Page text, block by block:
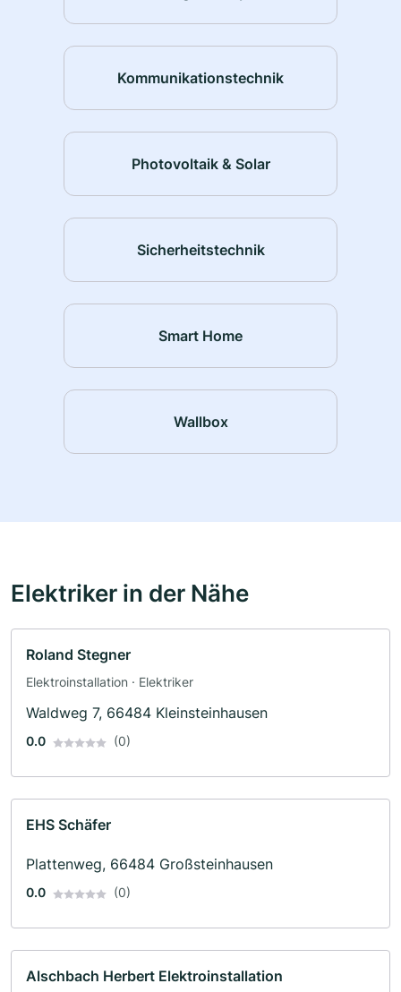
Kommunikationstechnik
Photovoltaik & Solar
Sicherheitstechnik
Smart Home
Wallbox
Elektriker in der Nähe
Roland Stegner
Elektroinstallation · Elektriker
Waldweg 7, 66484 Kleinsteinhausen
0.0 (0)
EHS Schäfer
Plattenweg, 66484 Großsteinhausen
0.0 (0)
Alschbach Herbert Elektroinstallation